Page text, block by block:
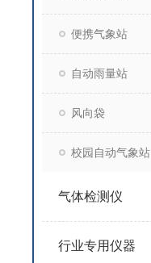
便携气象站
自动雨量站
风向袋
校园自动气象站
气体检测仪
行业专用仪器